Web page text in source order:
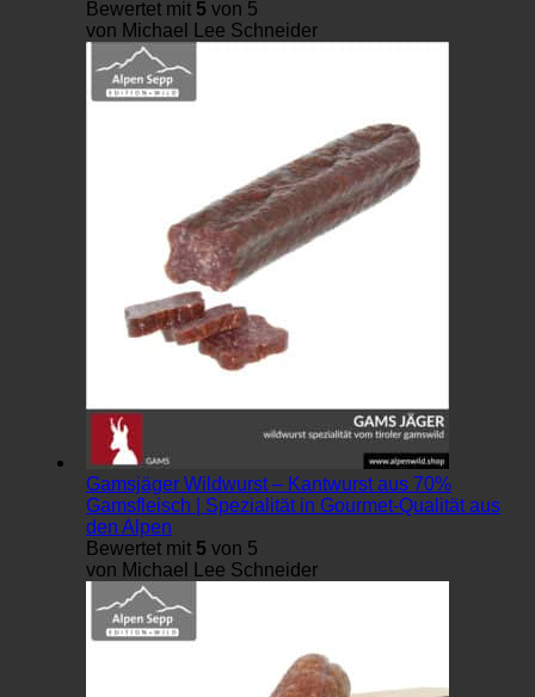
Bewertet mit 5 von 5
von Michael Lee Schneider
Gamsjäger Wildwurst – Kantwurst aus 70%
Gamsfleisch | Spezialität in Gourmet-Qualität aus
den Alpen
Bewertet mit 5 von 5
von Michael Lee Schneider